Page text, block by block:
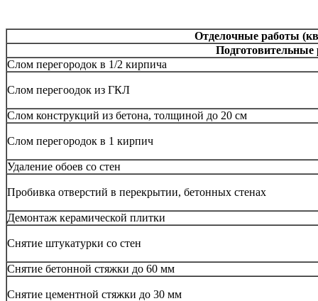
Отделочные работы
Слом перегородок в 1/2 кирпича
Слом перегоодок из ГКЛ
Слом конструкций из бетона, толщиной до 20 см
Слом перегородок в 1 кирпич
Удаление обоев со стен
Пробивка отверстий в перекрытии, бетонных стенах
Демонтаж керамической плитки
Снятие штукатурки со стен
Снятие бетонной стяжки до 60 мм
Снятие цементной стяжки до 30 мм